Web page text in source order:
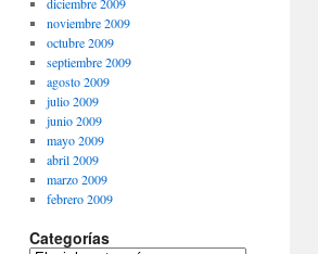
noviembre 2009
octubre 2009
septiembre 2009
agosto 2009
julio 2009
junio 2009
mayo 2009
abril 2009
marzo 2009
febrero 2009
Categorías